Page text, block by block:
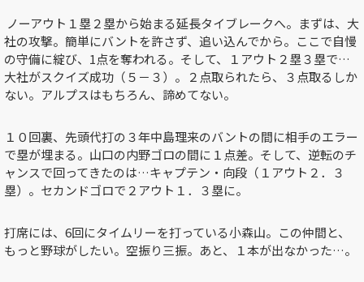
ノーアウト１塁２塁から始まる延長タイブレークへ。まずは、大
社の攻撃。簡単にバントを許さず、追い込んでから。ここで自慢
の守備に綻び、 1点を奪われる。そして、１アウト２塁３塁で…
大社がスクイズ成功（５－３）。２点取られたら、３点取るしか
ない。アルプスはもちろん、諦めてない。
１０回裏、先頭代打の３年中島理来のバントの間に相手のエラー
で塁が埋まる。山口の内野ゴロの間に１点差。そして、逆転のチ
ャンスで回ってきたのは…キャプテン・向段（１アウト２．３
塁）。セカンドゴロで２アウト１．３塁に。
打席には、 6回にタイムリーを打っている小森山。この仲間と、
もっと野球がしたい。空振り三振。あと、１本が出なかった…。